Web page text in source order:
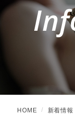
HOME 新着情報